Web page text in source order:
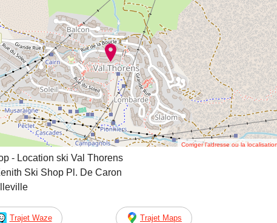
Corriger l’adresse ou la localisation
- Location ski Val Thorens
Ski Shop Pl. De Caron
Trajet Waze Trajet Maps